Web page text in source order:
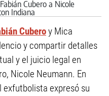
Cuberoy Mica
y compartir detalles
y el juicio legal en
Nicole Neumann. En
expresó su